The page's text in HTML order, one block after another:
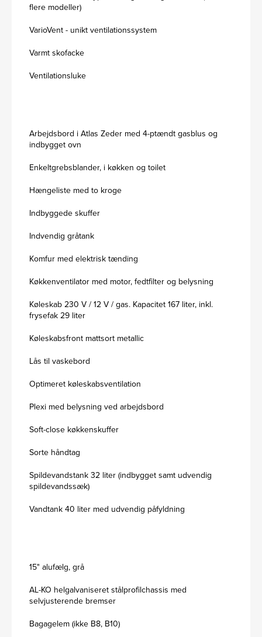
flere modeller)
VarioVent - unikt ventilationssystem
Varmt skofacke
Ventilationsluke
Arbejdsbord i Atlas Zeder med 4-ptændt gasblus og
indbygget ovn
Enkeltgrebsblander, i køkken og toilet
Hængeliste med to kroge
Indbyggede skuffer
Indvendig gråtank
Komfur med elektrisk tænding
Køkkenventilator med motor, fedtfilter og belysning
Køleskab 230 V / 12 V / gas. Kapacitet 167 liter, inkl.
frysefak 29 liter
Køleskabsfront mattsort metallic
Lås til vaskebord
Optimeret køleskabsventilation
Plexi med belysning ved arbejdsbord
Soft-close køkkenskuffer
Sorte håndtag
Spildevandstank 32 liter (indbygget samt udvendig
spildevandssæk)
Vandtank 40 liter med udvendig påfyldning
15" alufælg, grå
AL-KO helgalvaniseret stålprofilchassis med
selvjusterende bremser
Bagagelem (ikke B8, B10)